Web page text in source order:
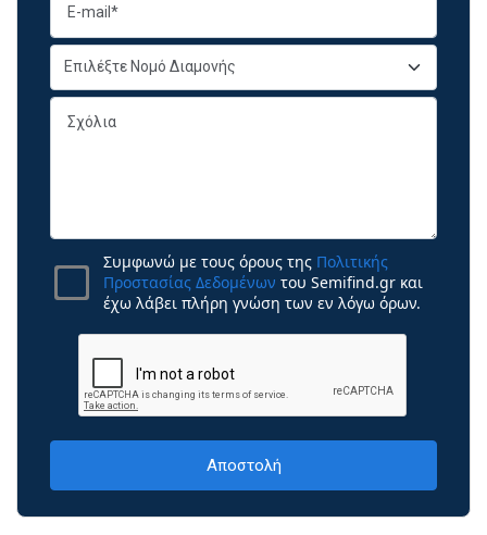
Συμφωνώ με τους όρους της Πολιτικής
Προστασίας Δεδομένων του Semifind.gr και
έχω λάβει πλήρη γνώση των εν λόγω όρων.